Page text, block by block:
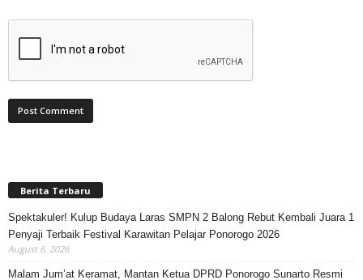
Berita Terbaru
Spektakuler! Kulup Budaya Laras SMPN 2 Balong Rebut Kembali Juara 1
Penyaji Terbaik Festival Karawitan Pelajar Ponorogo 2026
August 6, 2026
Malam Jum’at Keramat, Mantan Ketua DPRD Ponorogo Sunarto Resmi